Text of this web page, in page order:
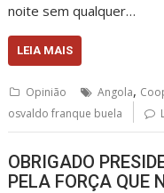
noite sem qualquer…
LEIA MAIS
Opinião Angola,
osvaldo franque buela
OBRIGADO
PELA FORÇA QUE